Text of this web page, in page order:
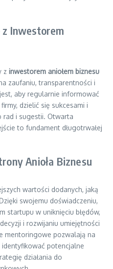
z Inwestorem
z inwestorem aniołem biznesu
zaufaniu, transparentności i
aby regularnie informować
dzielić się sukcesami i
rad i sugestii. Otwarta
to fundament długotrwałej
Anioła Biznesu
wartości dodanych, jaką
swojemu doświadczeniu,
startupu w uniknięciu błędów,
i rozwijaniu umiejętności
mentoringowe pozwalają na
potencjalne
działania do